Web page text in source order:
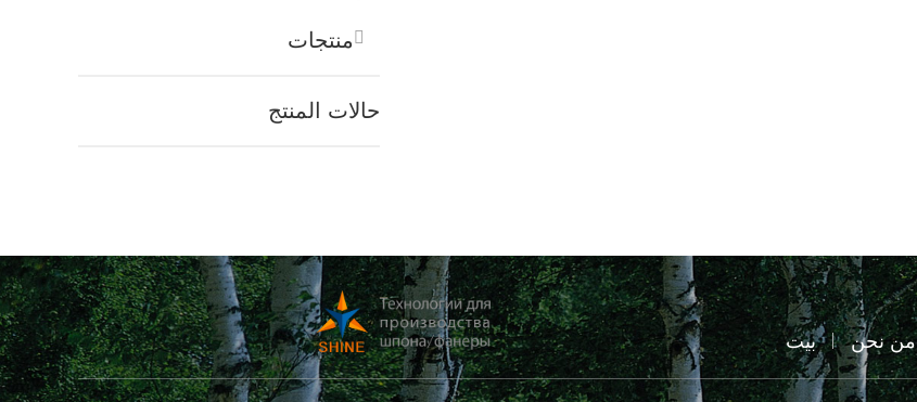
منتجات
حالات المنتج
بيت من نحن